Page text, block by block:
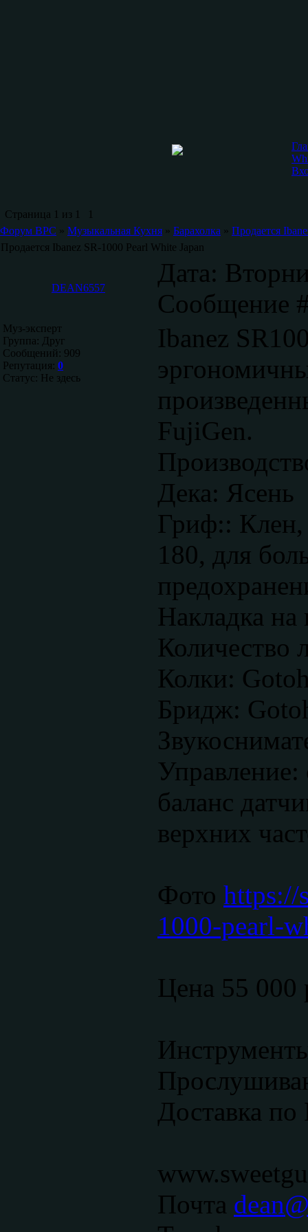
Страница 1 из 1
1
Форум ВРС » Музыкальная Кухня » Барахолка » Продается
Продается Ibanez SR-1000 Pearl White Japan
DEAN6557
Дата:
Сообщение
Муз-эксперт
Группа: Друг
Сообщений: 909
Репутация: 0
Статус: Не здесь
Ibanez
FujiGen.
Дека: Ясень
Гриф:: Клен,
180, для
Накладка на
Количество
Колки:
Бридж:
Управление:
баланс
верхних
Фото https://
1000-pearl-
Цена 55 000
Доставка
Почта